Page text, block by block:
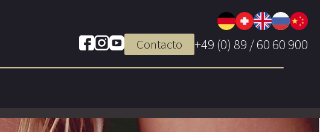
Contacto +49 (0) 89 / 60 60 900